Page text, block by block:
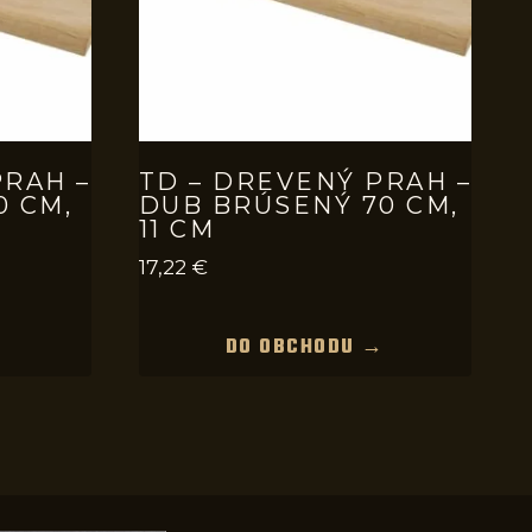
–
CM,
TD – DREVENÝ PRAH –
DUB BRÚSENÝ 70 CM,
11 CM
17,22 €
DO OBCHODU →